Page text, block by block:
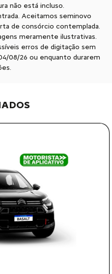
não está incluso.
Aceitamos seminovo
de consórcio contemplada.
meramente ilustrativas.
erros de digitação sem
08/26 ou enquanto durarem